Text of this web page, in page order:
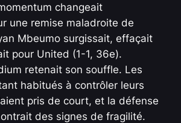
changeait
une remise maladroite de
Mbeumo surgissait, effaçait
pour United (1-1, 36e).
retenait son souffle. Les
habitués à contrôler leurs
pris de court, et la défense
des signes de fragilité.